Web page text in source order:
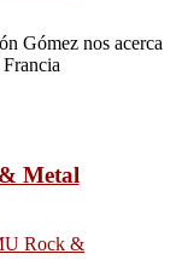
Gómez nos acerca
Metal
Rock &